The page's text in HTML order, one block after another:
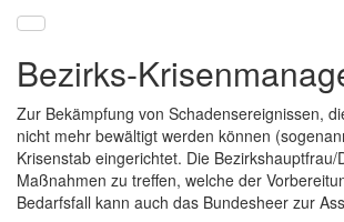
Bezirks-
Zur Bekämpfung von Schadensereignissen,
nicht mehr bewältigt werden können
Krisenstab eingerichtet. Die
Maßnahmen zu treffen, welche der
Bedarfsfall kann auch das Bundesheer zur